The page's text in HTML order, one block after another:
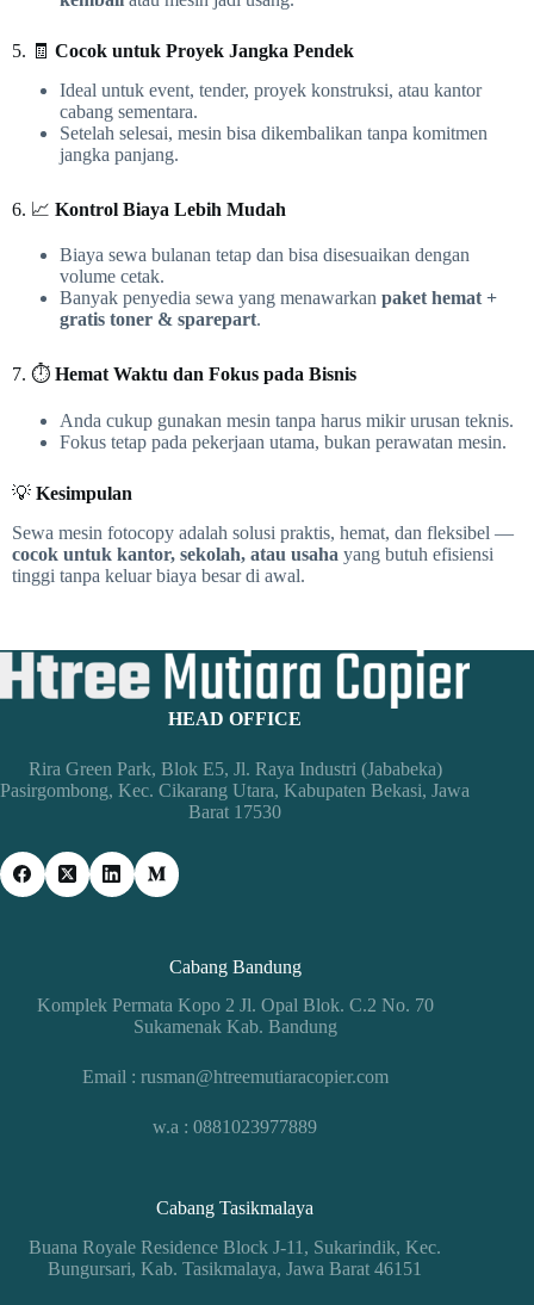
5. 🧾 Cocok untuk Proyek Jangka Pendek
Ideal untuk event, tender, proyek konstruksi, atau kantor
cabang sementara.
Setelah selesai, mesin bisa dikembalikan tanpa komitmen
jangka panjang.
6. 📈 Kontrol Biaya Lebih Mudah
Biaya sewa bulanan tetap dan bisa disesuaikan dengan
volume cetak.
Banyak penyedia sewa yang menawarkan paket hemat +
gratis toner & sparepart.
7. ⏱️ Hemat Waktu dan Fokus pada Bisnis
Anda cukup gunakan mesin tanpa harus mikir urusan teknis.
Fokus tetap pada pekerjaan utama, bukan perawatan mesin.
💡 Kesimpulan
Sewa mesin fotocopy adalah solusi praktis, hemat, dan fleksibel —
cocok untuk kantor, sekolah, atau usaha yang butuh efisiensi
tinggi tanpa keluar biaya besar di awal.
HEAD OFFICE
Rira Green Park, Blok E5, Jl. Raya Industri (Jababeka)
Pasirgombong, Kec. Cikarang Utara, Kabupaten Bekasi, Jawa
Barat 17530
Cabang Bandung
Komplek Permata Kopo 2 Jl. Opal Blok. C.2 No. 70
Sukamenak Kab. Bandung
Email : rusman@htreemutiaracopier.com
w.a : 0881023977889
Cabang Tasikmalaya
Buana Royale Residence Block J-11, Sukarindik, Kec.
Bungursari, Kab. Tasikmalaya, Jawa Barat 46151